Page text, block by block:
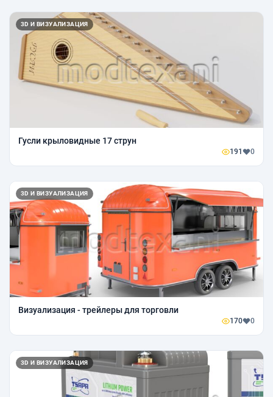
3D И ВИЗУАЛИЗАЦИЯ
Гусли крыловидные 17 струн
191 0
3D И ВИЗУАЛИЗАЦИЯ
Визуализация - трейлеры для торговли
170 0
3D И ВИЗУАЛИЗАЦИЯ